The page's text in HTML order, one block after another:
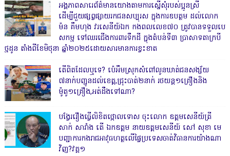
អង្គភាពសារេព័ត៌មានយោងតាមការស្នើសុំរបស់ប្អូនស្រី
ដើម្បីជួយផ្សព្វផ្សាយរកជនសប្បុរស ក្នុងការឧបត្ថម ដល់លោក
ម៉ន គឹមហុង វរសេនីយ៍ឯក កងពលលេខ៧០ ត្រូវបានទទួលបេ
សកម្ម ទៅឈរជើងការពារទឹកដី ក្នុងតំបន់ទី៣ ប្រាសាទតាក្របី
ថ្មដូន តាំងពីខែមិថុនា ឆ្នាំ២០២៥ដោយសារមានការខ្វះខាត
តើពិតដែលឬទេ? ប៉េអឹមស្រុកសំពៅលូនឃាត់ជនសង្ស័យ
៧នាក់បញ្ជូនដល់ខេត្ត,ជ្រុះបាត់២នាក់ រថយន្ត១គ្រឿងនិង
ម៉ូតូ១គ្រឿង,អត់ដឹងទៅណា?
បង្វែររឿងធ្វើលិខិតថ្កោលទោស ចុះលោក ឧត្តមសេនីយ៍ត្រី
សាក់ សារាំង តើ ឯកឧត្តម នាយឧត្តមសេនីយ៍ សៅ សុខា មេ
បញ្ជាការកងរាជអាវុធហត្ថលើផ្ទៃប្រទេសចាត់វិធានការយ៉ាងណា
វិញ?វគ្គ១